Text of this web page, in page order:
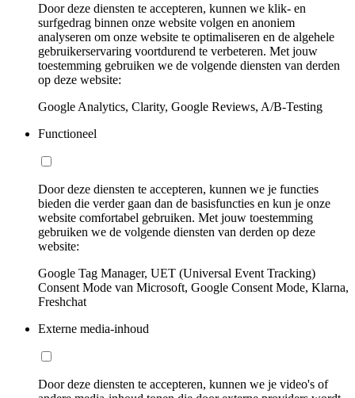
Door deze diensten te accepteren, kunnen we klik- en
surfgedrag binnen onze website volgen en anoniem
analyseren om onze website te optimaliseren en de algehele
gebruikerservaring voortdurend te verbeteren. Met jouw
toestemming gebruiken we de volgende diensten van derden
op deze website:
Google Analytics, Clarity, Google Reviews, A/B-Testing
Functioneel
Door deze diensten te accepteren, kunnen we je functies
bieden die verder gaan dan de basisfuncties en kun je onze
website comfortabel gebruiken. Met jouw toestemming
gebruiken we de volgende diensten van derden op deze
website:
Google Tag Manager, UET (Universal Event Tracking)
Consent Mode van Microsoft, Google Consent Mode, Klarna,
Freshchat
Externe media-inhoud
Door deze diensten te accepteren, kunnen we je video's of